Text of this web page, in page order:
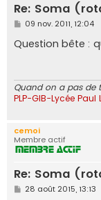
Re: Soma
M
s
s
09 nov. 2011, 12:04
Question bête :
Quand on a pas de
PLP-GIB-Lycée
cemoi
Membre actif
Re: Soma
M
28 août 2015, 13:13